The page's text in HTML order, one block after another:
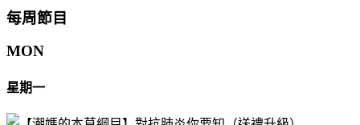
每周節目
MON
星期一